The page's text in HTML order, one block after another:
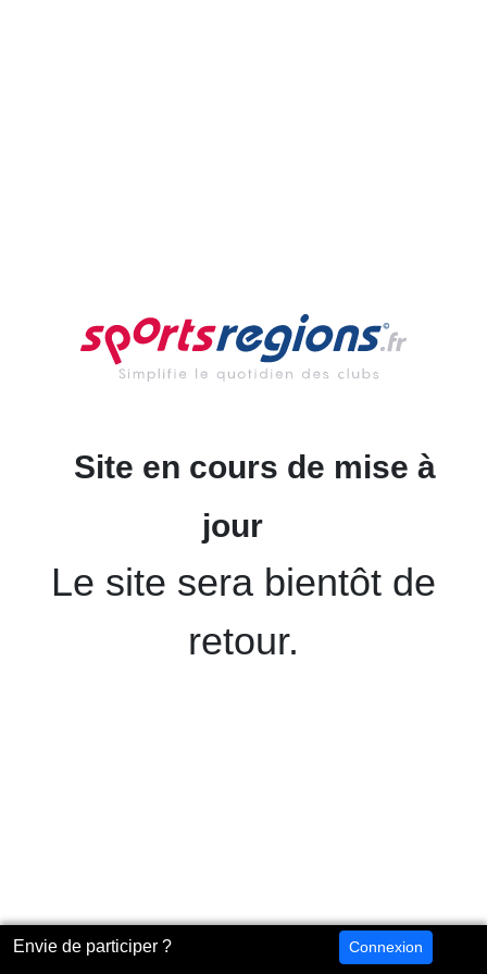
Envie de participer ? Connexion
Site en cours de mise à
jour
Le site sera bientôt de
retour.